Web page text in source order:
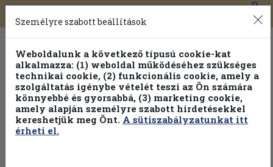
Toggle
navigation
0
Személyre szabott beállítások
Weboldalunk a következő típusú cookie-kat
alkalmazza: (1) weboldal működéséhez szükséges
technikai cookie, (2) funkcionális cookie, amely a
szolgáltatás igénybe vételét teszi az Ön számára
könnyebbé és gyorsabbá, (3) marketing cookie,
amely alapján személyre szabott hirdetésekkel
kereshetjük meg Önt. A sütiszabályzatunkat itt
érheti el.